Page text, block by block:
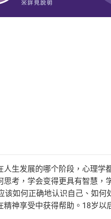
生发展的哪个阶段，心理学
考，学会变得更具有智慧，
如何正确地认识自己、如何
神享受中获得帮助。18岁以